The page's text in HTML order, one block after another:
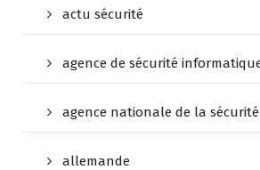
actu sécurité
agence de sécurité
agence nationale de la
allemande